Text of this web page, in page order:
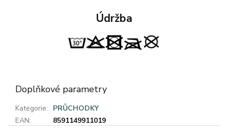
Údržba
Doplňkové parametry
Kategorie:
PRŮCHODKY
EAN: 8591149911019